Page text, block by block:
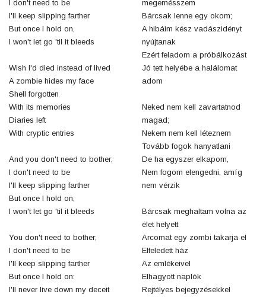
I don't need to be
I'll keep slipping farther
But once I hold on,
I won't let go 'til it bleeds
Wish I'd died instead of lived
A zombie hides my face
Shell forgotten
With its memories
Diaries left
With cryptic entries
And you don't need to bother;
I don't need to be
I'll keep slipping farther
But once I hold on,
I won't let go 'til it bleeds
You don't need to bother;
I don't need to be
I'll keep slipping farther
But once I hold on:
I'll never live down my deceit
megemésszem
Bárcsak lenne egy okom;
A hibáim kész vadászidényt
nyújtanak
Ezért feladom a próbálkozást
Jó tett helyébe a halálomat
adom
Neked nem kell zavartatnod
magad;
Nekem nem kell léteznem
Tovább fogok hanyatlani
De ha egyszer elkapom,
Nem fogom elengedni, amíg
nem vérzik
Bárcsak meghaltam volna az
élet helyett
Arcomat egy zombi takarja el
Elfeledett ház
Az emlékeivel
Elhagyott naplók
Rejtélyes bejegyzésekkel